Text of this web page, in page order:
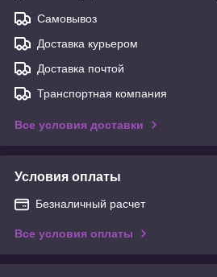
Самовывоз
Доставка курьером
Доставка почтой
Транспортная компания
Все условия доставки
Условия оплаты
Безналичный расчет
Все условия оплаты